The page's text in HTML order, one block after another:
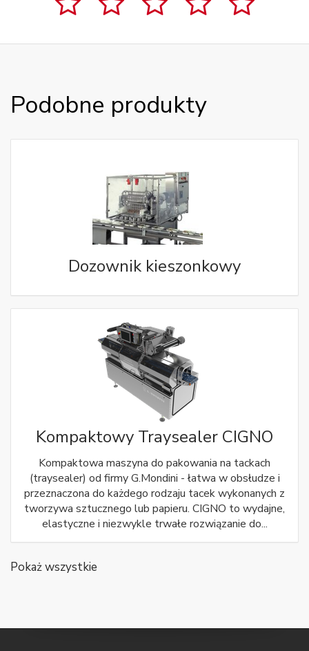
Podobne produkty
Dozownik kieszonkowy
Kompaktowy Traysealer CIGNO
Kompaktowa maszyna do pakowania na tackach
(traysealer) od firmy G.Mondini - łatwa w obsłudze i
przeznaczona do każdego rodzaju tacek wykonanych z
tworzywa sztucznego lub papieru. CIGNO to wydajne,
elastyczne i niezwykle trwałe rozwiązanie do...
Pokaż wszystkie